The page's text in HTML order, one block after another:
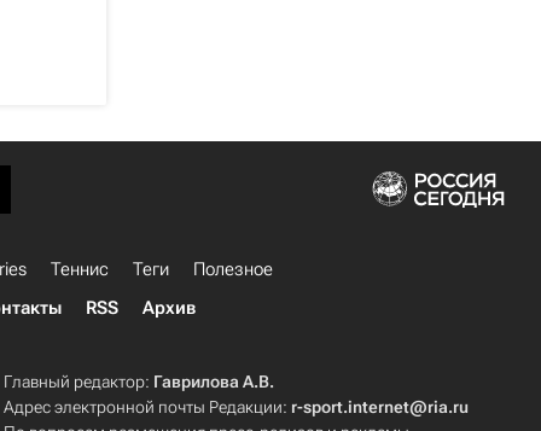
Теннис Теги
Полезное
RSS Архив
Главный редактор: Гаврилова А.В.
Адрес электронной почты Редакции: r-sport.internet@ria.ru